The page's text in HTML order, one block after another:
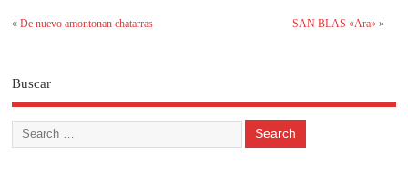
«De nuevo amontonan chatarras SAN BLAS «Ara»»
Buscar